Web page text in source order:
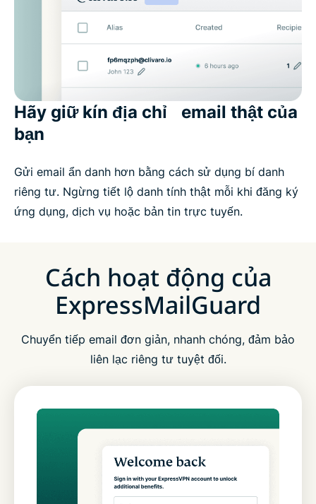
Hãy giữ kín địa chỉ email thật của
bạn
Gửi email ẩn danh hơn bằng cách sử dụng bí danh
riêng tư. Ngừng tiết lộ danh tính thật mỗi khi đăng ký
ứng dụng, dịch vụ hoặc bản tin trực tuyến.
Cách hoạt động của
ExpressMailGuard
Chuyển tiếp email đơn giản, nhanh chóng, đảm bảo
liên lạc riêng tư tuyệt đối.